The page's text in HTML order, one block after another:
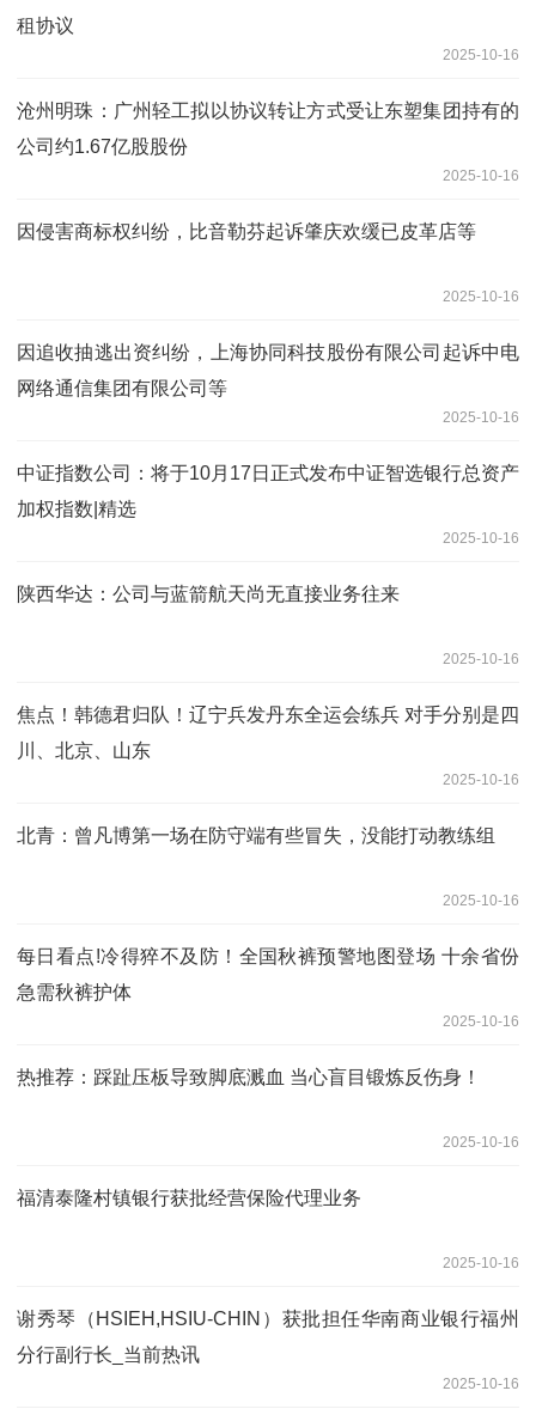
租协议
2025-10-16
沧州明珠：广州轻工拟以协议转让方式受让东塑集团持有的
公司约1.67亿股股份
2025-10-16
因侵害商标权纠纷，比音勒芬起诉肇庆欢缓已皮革店等
2025-10-16
因追收抽逃出资纠纷，上海协同科技股份有限公司起诉中电
网络通信集团有限公司等
2025-10-16
中证指数公司：将于10月17日正式发布中证智选银行总资产
加权指数|精选
2025-10-16
陕西华达：公司与蓝箭航天尚无直接业务往来
2025-10-16
焦点！韩德君归队！辽宁兵发丹东全运会练兵 对手分别是四
川、北京、山东
2025-10-16
北青：曾凡博第一场在防守端有些冒失，没能打动教练组
2025-10-16
每日看点!冷得猝不及防！全国秋裤预警地图登场 十余省份
急需秋裤护体
2025-10-16
热推荐：踩趾压板导致脚底溅血 当心盲目锻炼反伤身！
2025-10-16
福清泰隆村镇银行获批经营保险代理业务
2025-10-16
谢秀琴（HSIEH,HSIU-CHIN）获批担任华南商业银行福州
分行副行长_当前热讯
2025-10-16